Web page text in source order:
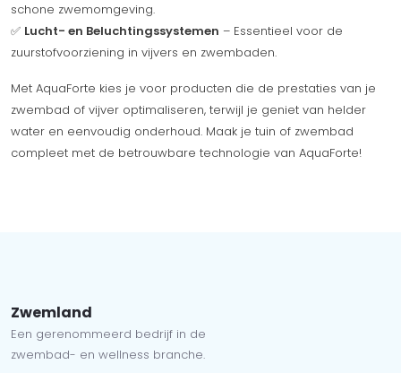
schone zwemomgeving.
✅ Lucht- en Beluchtingssystemen – Essentieel voor de
zuurstofvoorziening in vijvers en zwembaden.
Met AquaForte kies je voor producten die de prestaties van je
zwembad of vijver optimaliseren, terwijl je geniet van helder
water en eenvoudig onderhoud. Maak je tuin of zwembad
compleet met de betrouwbare technologie van AquaForte!
Zwemland
Een gerenommeerd bedrijf in de
zwembad- en wellness branche.